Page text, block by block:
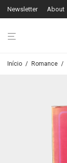
Newsletter About
Início / Romance /